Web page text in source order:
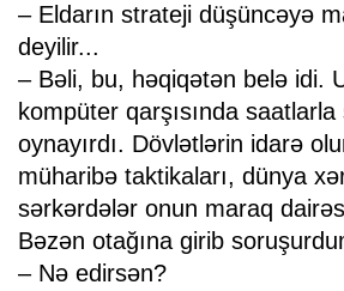
– Eldarın strateji düşüncəyə
deyilir...
– Bəli, bu, həqiqətən belə idi.
kompüter qarşısında
oynayırdı. Dövlətlərin idarə
müharibə taktikaları, dünya
sərkərdələr onun maraq
Bəzən otağına girib
– Nə edirsən?